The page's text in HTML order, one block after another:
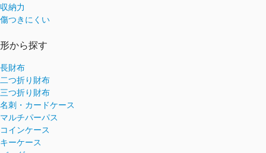
収納力
傷つきにくい
形から探す
長財布
二つ折り財布
三つ折り財布
名刺・カードケース
マルチパーパス
コインケース
キーケース